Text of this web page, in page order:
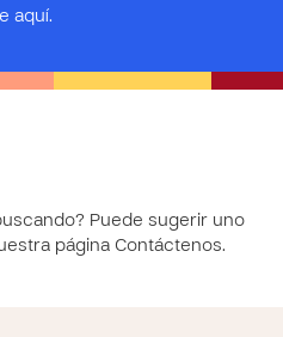
aquí.
Puede sugerir uno
página Contáctenos.